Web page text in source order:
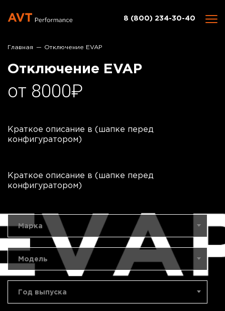
8 (800) 234-30-40
Главная Отключение EVAP
Отключение EVAP
от 8000₽
Краткое описание в (шапке перед
конфигуратором)
Краткое описание в (шапке перед
конфигуратором)
Марка
Модель
Год выпуска